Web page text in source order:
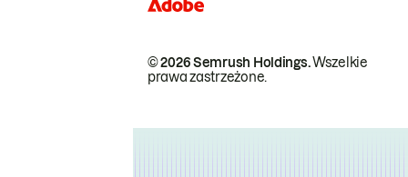
© 2026 Semrush Holdings.Wszelkie
prawa zastrzeżone.